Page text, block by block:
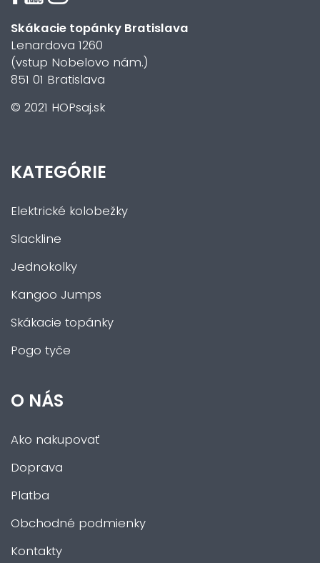
Skákacie topánky Bratislava
Lenardova 1260
(vstup Nobelovo nám.)
851 01 Bratislava
© 2021 HOPsaj.sk
KATEGÓRIE
Elektrické kolobežky
Slackline
Jednokolky
Kangoo Jumps
Skákacie topánky
Pogo tyče
O NÁS
Ako nakupovať
Doprava
Platba
Obchodné podmienky
Kontakty